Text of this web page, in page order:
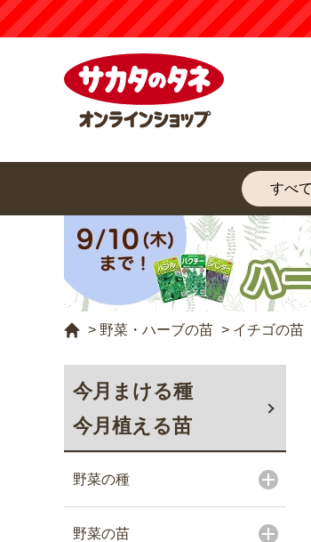
> 野菜・ハーブの苗 > イチゴの苗
今月まける種
今月植える苗
野菜の種
野菜の苗